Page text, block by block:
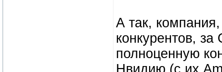
А так,
конкурентов,
полноценную
Нвидию (с их